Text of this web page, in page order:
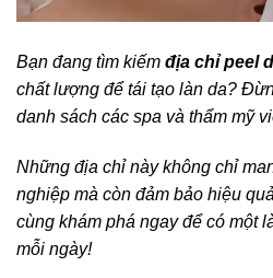
Bạn đang tìm kiếm địa chỉ peel
chất lượng để tái tạo làn da?
danh sách các spa và thẩm mỹ
Những địa chỉ này không chỉ
nghiệp mà còn đảm bảo hiệu
cùng khám phá ngay để có một
mỗi ngày!